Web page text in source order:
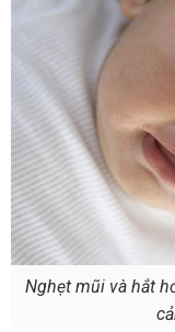
Nghẹt mũi và hắt